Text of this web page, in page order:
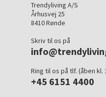
Trendyliving A/S
Århusvej 25
8410 Rønde
Skriv til os på
Ring til os på tlf. (åben kl.
+45 6151 4400